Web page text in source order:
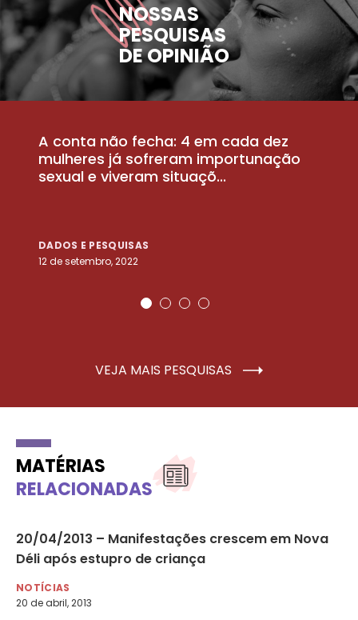
NOSSAS
PESQUISAS
DE OPINIÃO
A conta não fecha: 4 em cada dez
mulheres já sofreram importunação
sexual e viveram situaçõ...
DADOS E PESQUISAS
12 de setembro, 2022
VEJA MAIS PESQUISAS
MATÉRIAS
RELACIONADAS
20/04/2013 – Manifestações crescem em Nova
Déli após estupro de criança
NOTÍCIAS
20 de abril, 2013